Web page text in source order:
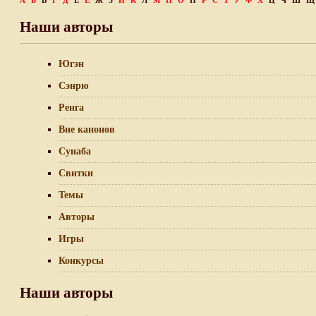
Наши авторы
Югэн
Сэнрю
Ренга
Вне канонов
Сунаба
Свитки
Темы
Авторы
Игры
Конкурсы
Наши авторы